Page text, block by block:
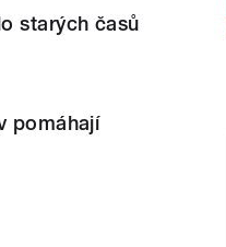
starých časů
pomáhají